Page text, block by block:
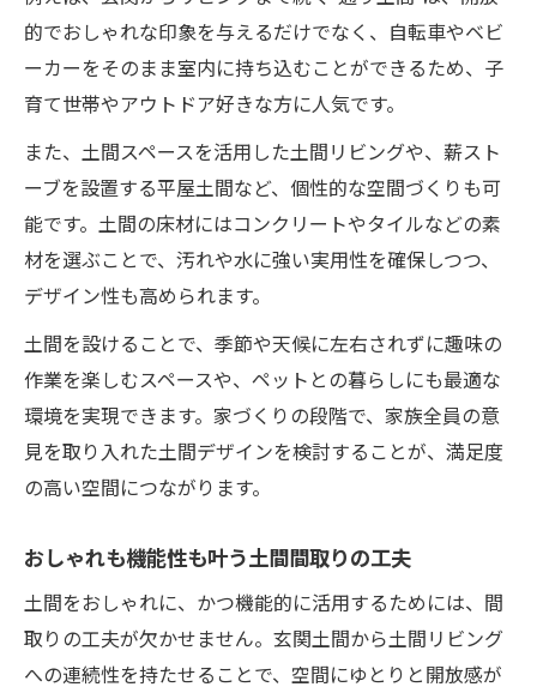
的でおしゃれな印象を与えるだけでなく、自転車やベビ
ーカーをそのまま室内に持ち込むことができるため、子
育て世帯やアウトドア好きな方に人気です。
また、土間スペースを活用した土間リビングや、薪スト
ーブを設置する平屋土間など、個性的な空間づくりも可
能です。土間の床材にはコンクリートやタイルなどの素
材を選ぶことで、汚れや水に強い実用性を確保しつつ、
デザイン性も高められます。
土間を設けることで、季節や天候に左右されずに趣味の
作業を楽しむスペースや、ペットとの暮らしにも最適な
環境を実現できます。家づくりの段階で、家族全員の意
見を取り入れた土間デザインを検討することが、満足度
の高い空間につながります。
おしゃれも機能性も叶う土間間取りの工夫
土間をおしゃれに、かつ機能的に活用するためには、間
取りの工夫が欠かせません。玄関土間から土間リビング
への連続性を持たせることで、空間にゆとりと開放感が